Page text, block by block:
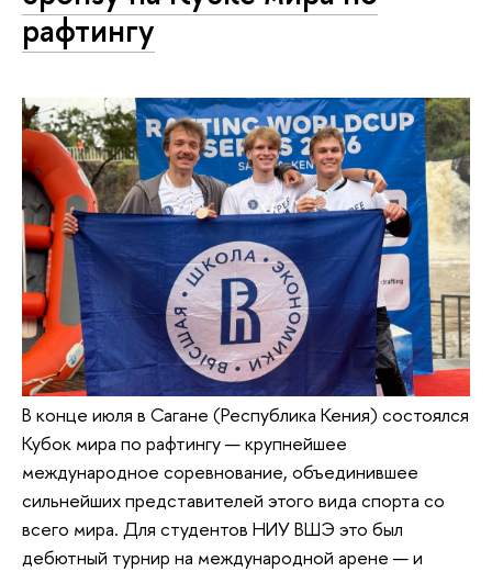
рафтингу
В конце июля в Сагане (Республика Кения) состоялся
Кубок мира по рафтингу — крупнейшее
международное соревнование, объединившее
сильнейших представителей этого вида спорта со
всего мира. Для студентов НИУ ВШЭ это был
дебютный турнир на международной арене — и